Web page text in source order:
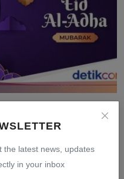
the latest news, updates
in your inbox